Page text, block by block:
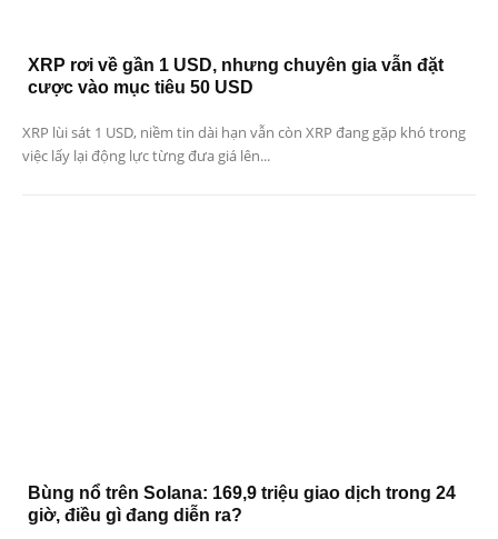
XRP rơi về gần 1 USD, nhưng chuyên gia vẫn đặt
cược vào mục tiêu 50 USD
XRP lùi sát 1 USD, niềm tin dài hạn vẫn còn XRP đang gặp khó trong
việc lấy lại động lực từng đưa giá lên...
Bùng nổ trên Solana: 169,9 triệu giao dịch trong 24
giờ, điều gì đang diễn ra?